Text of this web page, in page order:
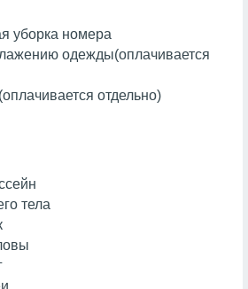
уборка номера
одежды(оплачивается
(оплачивается отдельно)
тела